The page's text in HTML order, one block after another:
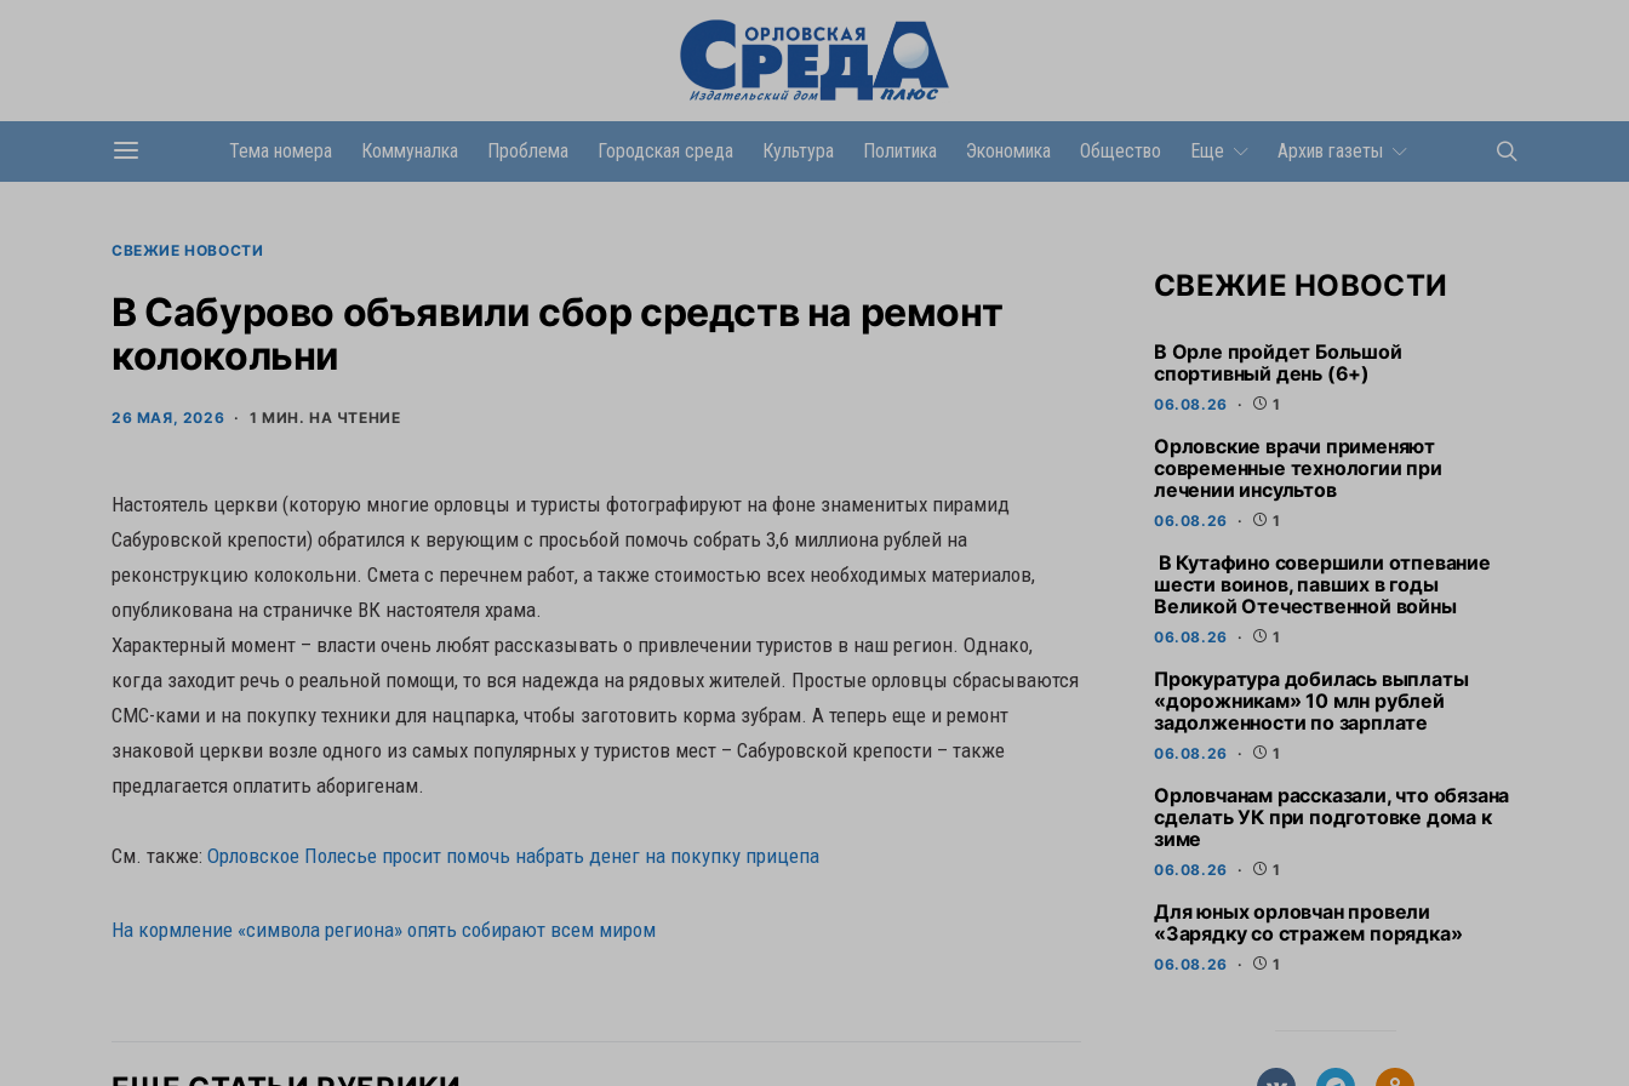
Тема номера Коммуналка Проблема Городская среда Культура Политика Экономика Общество Еще Архив газеты
СВЕЖИЕ НОВОСТИ
В Сабурово объявили сбор средств на ремонт
колокольни
26 МАЯ, 2026 1 МИН. НА ЧТЕНИЕ
Настоятель церкви (которую многие орловцы и туристы фотографируют на фоне знаменитых пирамид
Сабуровской крепости) обратился к верующим с просьбой помочь собрать 3,6 миллиона рублей на
реконструкцию колокольни. Смета с перечнем работ, а также стоимостью всех необходимых материалов,
опубликована на страничке ВК настоятеля храма.
Характерный момент – власти очень любят рассказывать о привлечении туристов в наш регион. Однако,
когда заходит речь о реальной помощи, то вся надежда на рядовых жителей. Простые орловцы сбрасываются
СМС-ками и на покупку техники для нацпарка, чтобы заготовить корма зубрам. А теперь еще и ремонт
знаковой церкви возле одного из самых популярных у туристов мест – Сабуровской крепости – также
предлагается оплатить аборигенам.
См. также: Орловское Полесье просит помочь набрать денег на покупку прицепа
На кормление «символа региона» опять собирают всем миром
СВЕЖИЕ НОВОСТИ
В Орле пройдет Большой
спортивный день (6+)
06.08.26 1
Орловские врачи применяют
современные технологии при
лечении инсультов
06.08.26 1
В Кутафино совершили отпевание
шести воинов, павших в годы
Великой Отечественной войны
06.08.26 1
Прокуратура добилась выплаты
«дорожникам» 10 млн рублей
задолженности по зарплате
06.08.26 1
Орловчанам рассказали, что обязана
сделать УК при подготовке дома к
зиме
06.08.26 1
Для юных орловчан провели
«Зарядку со стражем порядка»
06.08.26 1